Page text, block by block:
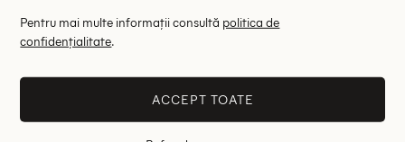
Altii au fost interesati de
Pentru mai multe informații consultă politica de
confidențialitate.
ACCEPT TOATE